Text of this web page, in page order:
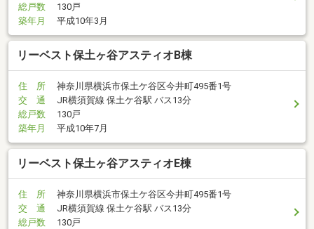
総戸数
130戸
築年月
平成10年3月
リーベスト保土ヶ谷アスティオB棟
住 所
神奈川県横浜市保土ケ谷区今井町495番1号
交 通
JR横須賀線 保土ケ谷駅 バス13分
総戸数
130戸
築年月
平成10年7月
リーベスト保土ヶ谷アスティオE棟
住 所
神奈川県横浜市保土ケ谷区今井町495番1号
交 通
JR横須賀線 保土ケ谷駅 バス13分
総戸数
130戸